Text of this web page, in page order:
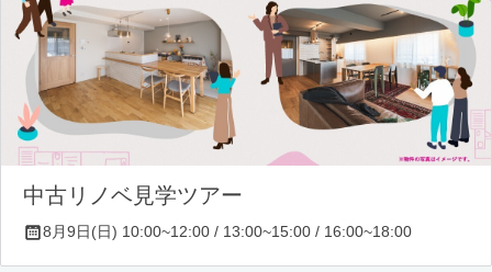
中古リノベ見学ツアー
8月9日(日) 10:00~12:00 / 13:00~15:00 / 16:00~18:00